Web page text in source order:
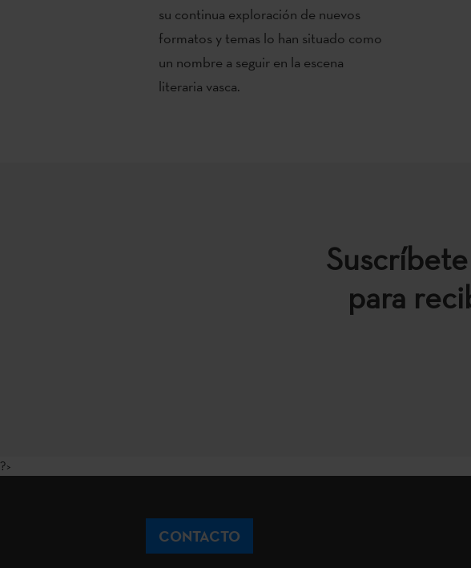
su continua exploración de nuevos
formatos y temas lo han situado como
un nombre a seguir en la escena
literaria vasca.
para
?>
CONTACTO